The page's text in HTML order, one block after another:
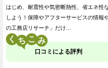
はじめ、耐震性や気密断熱性、省エネ性
しよう！保障やアフターサービスの情報
の工務店リサーチ」だけ…
く こ
口コミによる評判